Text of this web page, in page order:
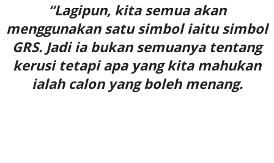
“Lagipun, kita semua akan
menggunakan satu simbol iaitu simbol
GRS. Jadi ia bukan semuanya tentang
kerusi tetapi apa yang kita mahukan
ialah calon yang boleh menang.